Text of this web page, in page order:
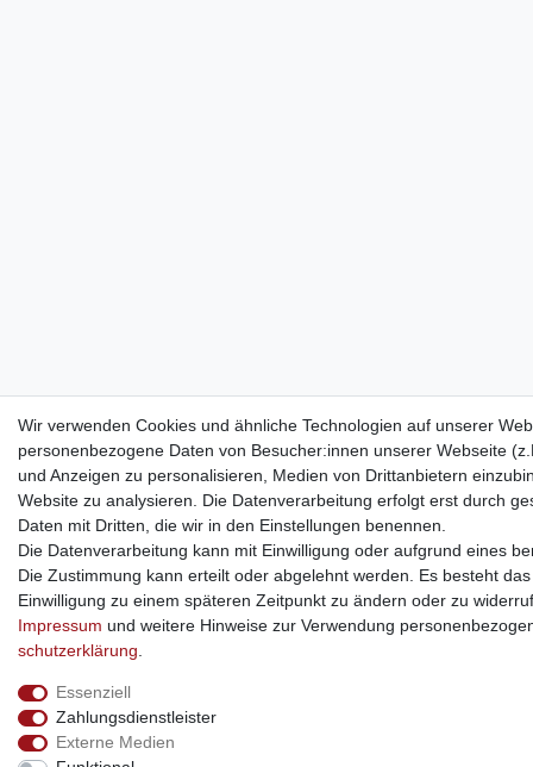
Wir verwenden Cookies und ähnliche Technologien auf unserer
personenbezogene Daten von Besucher:innen unserer Webseite
und Anzeigen zu personalisieren, Medien von Drittanbietern
Website zu analysieren. Die Datenverarbeitung erfolgt erst durch
Daten mit Dritten, die wir in den Einstellungen benennen.
Die Datenverarbeitung kann mit Einwilligung oder aufgrund eines
Die Zustimmung kann erteilt oder abgelehnt werden. Es besteht
Einwilligung zu einem späteren Zeitpunkt zu ändern oder zu
Impressum und weitere Hinweise zur Verwendung
schutz­erklärung
Essenziell
Zahlungsdienstleister
Externe Medien